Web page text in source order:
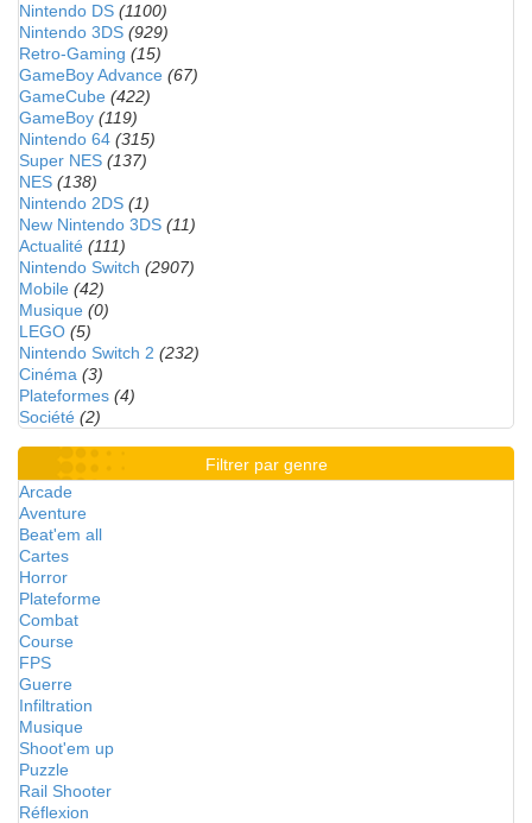
Nintendo DS (1100)
Nintendo 3DS (929)
Retro-Gaming (15)
GameBoy Advance (67)
GameCube (422)
GameBoy (119)
Nintendo 64 (315)
Super NES (137)
NES (138)
Nintendo 2DS (1)
New Nintendo 3DS (11)
Actualité (111)
Nintendo Switch (2907)
Mobile (42)
Musique (0)
LEGO (5)
Nintendo Switch 2 (232)
Cinéma (3)
Plateformes (4)
Société (2)
Filtrer par genre
Arcade
Aventure
Beat'em all
Cartes
Horror
Plateforme
Combat
Course
FPS
Guerre
Infiltration
Musique
Shoot'em up
Puzzle
Rail Shooter
Réflexion